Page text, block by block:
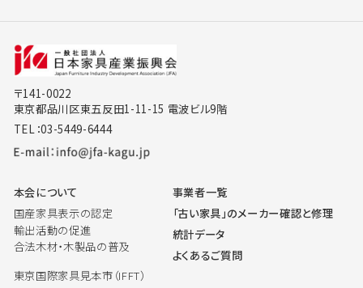
〒141-0022
東京都品川区東五反田1-11-15 電波ビル9階
TEL：03-5449-6444
本会について
国産家具表示の認定
輸出活動の促進
合法木材・木製品の普及
東京国際家具見本市（IFFT）
事業者一覧
「古い家具」のメーカー確認と修理
統計データ
よくあるご質問